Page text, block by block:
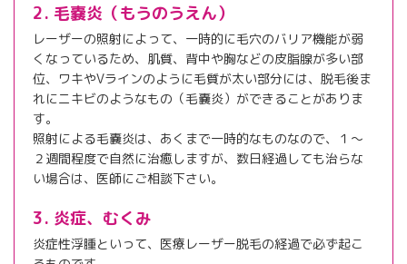
2. 毛嚢炎（もうのうえん）
レーザーの照射によって、一時的に毛穴のバリア機能が弱
くなっているため、肌質、背中や胸などの皮脂腺が多い部
位、ワキやVラインのように毛質が太い部分には、脱毛後ま
れにニキビのようなもの（毛嚢炎）ができることがありま
す。
照射による毛嚢炎は、あくまで一時的なものなので、１～
２週間程度で自然に治癒しますが、数日経過しても治らな
い場合は、医師にご相談下さい。
3. 炎症、むくみ
炎症性浮腫といって、医療レーザー脱毛の経過で必ず起こ